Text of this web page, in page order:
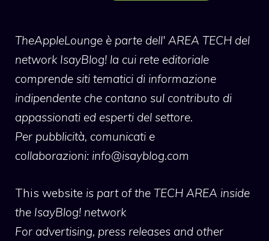
TheAppleLounge è parte dell' AREA TECH del
network IsayBlog! la cui rete editoriale
comprende siti tematici di informazione
indipendente che contano sul contributo di
appassionati ed esperti del settore.
Per pubblicità, comunicati e
collaborazioni: info@isayblog.com
This website is part of the TECH AREA inside
the IsayBlog! network
For advertising, press releases and other